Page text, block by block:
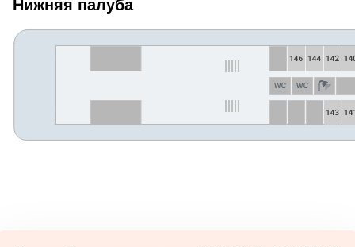
Нижняя палуба